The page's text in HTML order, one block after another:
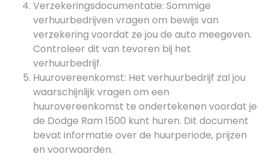
Verzekeringsdocumentatie: Sommige
verhuurbedrijven vragen om bewijs van
verzekering voordat ze jou de auto meegeven.
Controleer dit van tevoren bij het
verhuurbedrijf.
Huurovereenkomst: Het verhuurbedrijf zal jou
waarschijnlijk vragen om een
huurovereenkomst te ondertekenen voordat je
de Dodge Ram 1500 kunt huren. Dit document
bevat informatie over de huurperiode, prijzen
en voorwaarden.